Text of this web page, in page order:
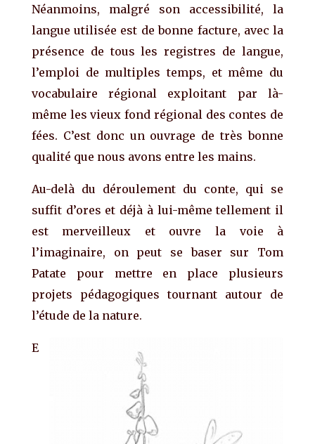
Néanmoins, malgré son accessibilité, la
langue utilisée est de bonne facture, avec la
présence de tous les registres de langue,
l’emploi de multiples temps, et même du
vocabulaire régional exploitant par là-
même les vieux fond régional des contes de
fées. C’est donc un ouvrage de très bonne
qualité que nous avons entre les mains.
Au-delà du déroulement du conte, qui se
suffit d’ores et déjà à lui-même tellement il
est merveilleux et ouvre la voie à
l’imaginaire, on peut se baser sur Tom
Patate pour mettre en place plusieurs
projets pédagogiques tournant autour de
l’étude de la nature.
E